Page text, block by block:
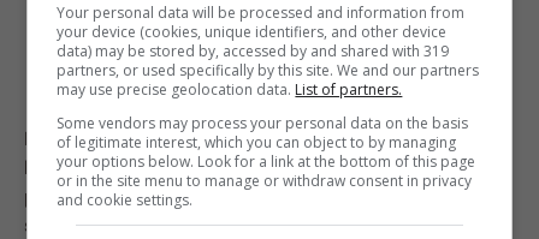
Era in particolare nei quartieri più poveri che la fame e
la scarsità di ingredienti si facevano sentire.. Ed è
proprio in una di queste strade che tramite l’arte di
sapersi arrangiare, mettendo insieme questi pochi
Your personal data will be processed and information from
your device (cookies, unique identifiers, and other device
data) may be stored by, accessed by and shared with 319
partners, or used specifically by this site. We and our partners
may use precise geolocation data. List of partners.
Some vendors may process your personal data on the basis
of legitimate interest, which you can object to by managing
your options below. Look for a link at the bottom of this page
or in the site menu to manage or withdraw consent in privacy
and cookie settings.